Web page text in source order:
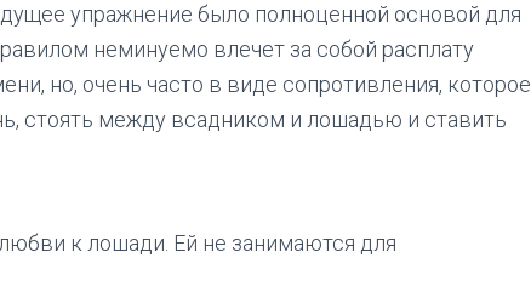
упражнение было полноценной основой для
неминуемо влечет за собой расплату
но, очень часто в виде сопротивления, которое
стоять между всадником и лошадью и ставить
к лошади. Ей не занимаются для